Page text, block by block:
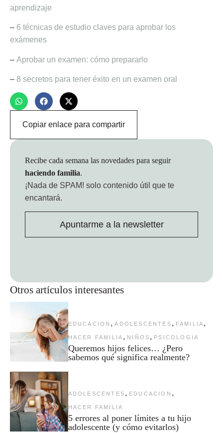
aprendizaje
– 6 técnicas de estudio claves para aprobar los
exámenes
– Aprobar un examen: cómo prepararlo
– 8 secretos para tener éxito en un examen oral
Copiar enlace para compartir
Otros artículos interesantes
EDUCACION , ADOLESCENTES , FAMILIA ,
HACER FAMILIA , NIÑOS , PSICOLOGIA
Queremos hijos felices… ¿Pero
sabemos qué significa realmente?
ADOLESCENTES , EDUCACION ,
HACER FAMILIA
5 errores al poner límites a tu hijo
adolescente (y cómo evitarlos)
Recibe cada semana las novedades para seguir
haciendo familia.
¡Nada de SPAM! solo contenido útil que te
encantará.
Apuntarme a la newsletter